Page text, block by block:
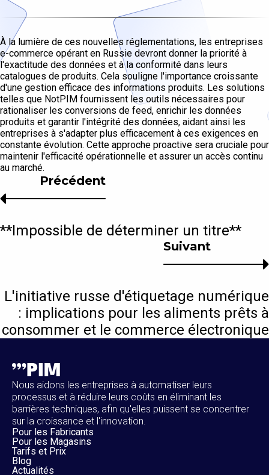
À la lumière de ces nouvelles réglementations, les entreprises
e-commerce opérant en Russie devront donner la priorité à
l'exactitude des données et à la conformité dans leurs
catalogues de produits. Cela souligne l'importance croissante
d'une gestion efficace des informations produits. Les solutions
telles que NotPIM fournissent les outils nécessaires pour
rationaliser les conversions de feed, enrichir les données
produits et garantir l'intégrité des données, aidant ainsi les
entreprises à s'adapter plus efficacement à ces exigences en
constante évolution. Cette approche proactive sera cruciale pour
maintenir l'efficacité opérationnelle et assurer un accès continu
au marché.
Suivant
L'initiative russe d'étiquetage numérique
: implications pour les aliments prêts à
consommer et le commerce électronique
Précédent
**Impossible de déterminer un titre**
Nous aidons les entreprises à automatiser leurs
processus et à réduire leurs coûts en éliminant les
barrières techniques, afin qu'elles puissent se concentrer
sur la croissance et l'innovation.
Pour les Fabricants
Pour les Magasins
Tarifs et Prix
Blog
Actualités